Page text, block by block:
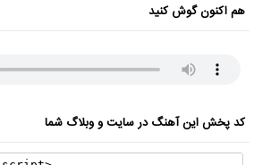
هم اکنون گوش کنید
کد پخش این آهنگ در سایت و وبلاگ شما